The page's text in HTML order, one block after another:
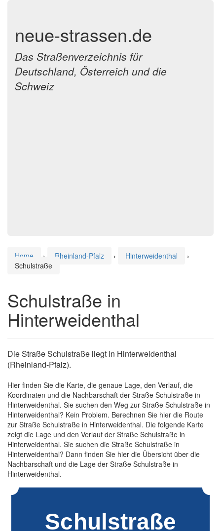
neue-strassen.de
Das Straßenverzeichnis für
Deutschland, Österreich und die
Schweiz
Home › Rheinland-Pfalz › Hinterweidenthal
›
Schulstraße
Schulstraße in
Hinterweidenthal
Die Straße Schulstraße liegt in Hinterweidenthal
(Rheinland-Pfalz).
Hier finden Sie die Karte, die genaue Lage, den Verlauf, die
Koordinaten und die Nachbarschaft der Straße Schulstraße in
Hinterweidenthal. Sie suchen den Weg zur Straße Schulstraße in
Hinterweidenthal? Kein Problem. Berechnen Sie hier die Route
zur Straße Schulstraße in Hinterweidenthal. Die folgende Karte
zeigt die Lage und den Verlauf der Straße Schulstraße in
Hinterweidenthal. Sie suchen die Straße Schulstraße in
Hinterweidenthal? Dann finden Sie hier die Übersicht über die
Nachbarschaft und die Lage der Straße Schulstraße in
Hinterweidenthal.